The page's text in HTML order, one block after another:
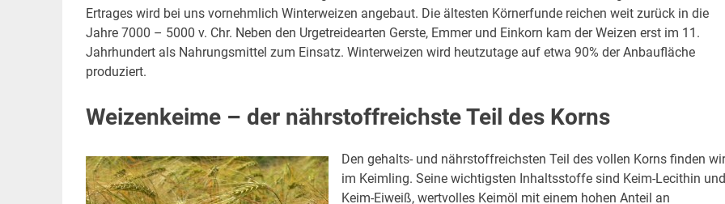
Ertrages wird bei uns vornehmlich Winterweizen angebaut. Die ältesten Körnerfunde reichen weit zurück in die
Jahre 7000 – 5000 v. Chr. Neben den Urgetreidearten Gerste, Emmer und Einkorn kam der Weizen erst im 11.
Jahrhundert als Nahrungsmittel zum Einsatz. Winterweizen wird heutzutage auf etwa 90% der Anbaufläche
produziert.
Weizenkeime – der nährstoffreichste Teil des Korns
Den gehalts- und nährstoffreichsten Teil des vollen Korns finden wir
im Keimling. Seine wichtigsten Inhaltsstoffe sind Keim-Lecithin und
Keim-Eiweiß, wertvolles Keimöl mit einem hohen Anteil an